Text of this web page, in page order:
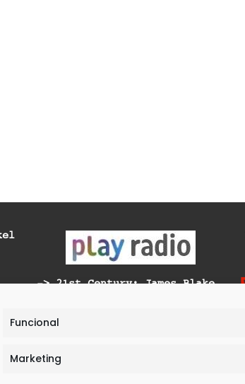
Funcional
Marketing
-> 21st Century: James Blake
Recharge